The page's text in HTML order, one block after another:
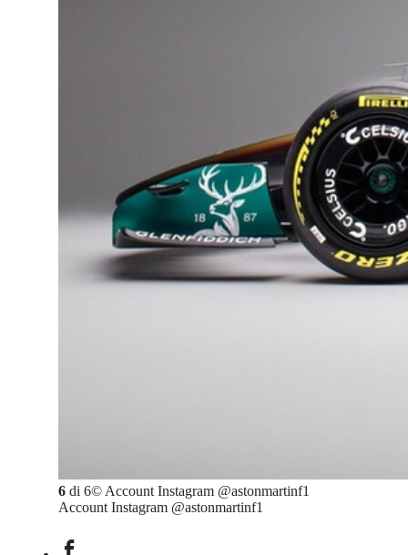
6 di 6© Account Instagram @astonmartinf1
Account Instagram @astonmartinf1